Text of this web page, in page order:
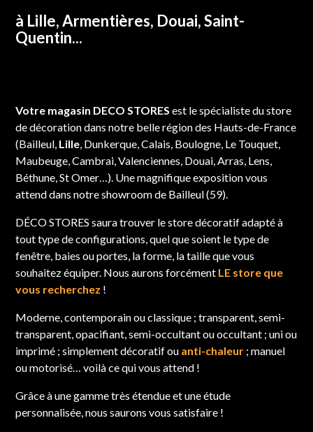
à Lille, Armentières, Douai, Saint-
Quentin...
Votre magasin DECO STORES est le spécialiste du store
de décoration dans notre belle région des Hauts-de-France
(Bailleul, Lille Dunkerque, Calais, Boulogne, Le Touquet,
Maubeuge, Cambrai, Valenciennes, Douai, Arras, Lens,
Béthune, St Omer…). Une magnifique exposition vous
attend dans notre showroom de Bailleul (59).
DÉCO STORES saura trouver le store décoratif adapté à
tout type de configurations, quel que soient le type de
fenêtre, baies ou portes, la forme, la taille que vous
souhaitez équiper. Nous aurons forcément LE store que
vous recherchez !
Moderne, contemporain ou classique ; transparent, semi-
transparent, opacifiant, semi-occultant ou occultant ; uni ou
imprimé ; simplement décoratif ou anti-chaleur ; manuel
ou motorisé… voilà ce qui vous attend !
Grâce à une gamme très étendue et une étude
personnalisée, nous saurons vous satisfaire !